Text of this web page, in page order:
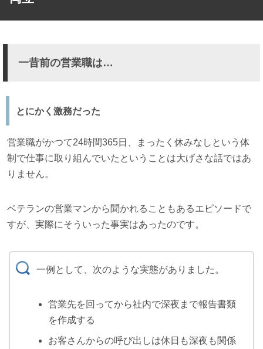
一昔前の営業職は…
とにかく激務だった
営業職がかつて24時間365日、まったく休みなしという体
制で仕事に取り組んでいたということは大げさな話ではあ
りません。
ベテランの営業マンから聞かれることもあるエピソードで
すが、実際にそういった事実はあったのです。
一例として、次のような実態がありました。
営業先を回ってから社内で深夜まで報告書類
を作成する
お客さんからの呼び出しは休日も深夜も関係